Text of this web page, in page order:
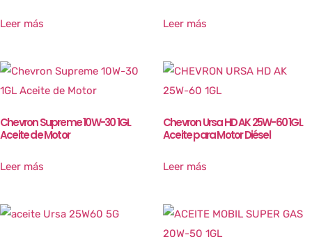
Leer más Leer más
Chevron Supreme 10W-30 1GL
Aceite de Motor
Leer más
Chevron Ursa HD AK 25W-60 1GL
Aceite para Motor Diésel
Leer más